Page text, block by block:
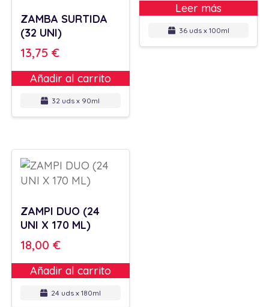
ZAMBA SURTIDA
(32 UNI)
13,75 €
Añadir al carrito
32 uds x 90ml
Leer más
36 uds x 100ml
ZAMPI DUO (24
UNI X 170 ML)
18,00 €
Añadir al carrito
24 uds x 180ml